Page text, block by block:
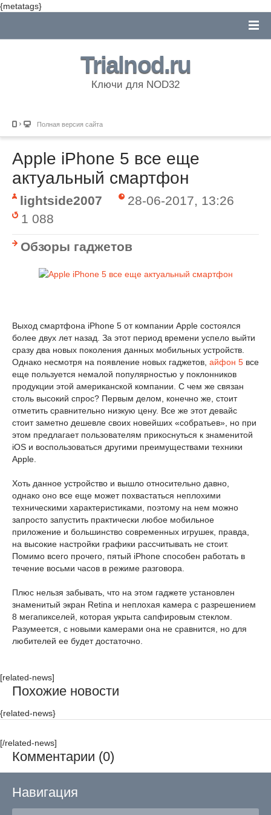
{metatags}
Trialnod.ru
Ключи для NOD32
Полная версия сайта
Apple iPhone 5 все еще
актуальный смартфон
lightside2007
28-06-2017, 13:26
1 088
Обзоры гаджетов
Выход смартфона iPhone 5 от компании Apple состоялся
более двух лет назад. За этот период времени успело выйти
сразу два новых поколения данных мобильных устройств.
Однако несмотря на появление новых гаджетов, айфон 5 все
еще пользуется немалой популярностью у поклонников
продукции этой американской компании. С чем же связан
столь высокий спрос? Первым делом, конечно же, стоит
отметить сравнительно низкую цену. Все же этот девайс
стоит заметно дешевле своих новейших «собратьев», но при
этом предлагает пользователям прикоснуться к знаменитой
iOS и воспользоваться другими преимуществами техники
Apple.
Хоть данное устройство и вышло относительно давно,
однако оно все еще может похвастаться неплохими
техническими характеристиками, поэтому на нем можно
запросто запустить практически любое мобильное
приложение и большинство современных игрушек, правда,
на высокие настройки графики рассчитывать не стоит.
Помимо всего прочего, пятый iPhone способен работать в
течение восьми часов в режиме разговора.
Плюс нельзя забывать, что на этом гаджете установлен
знаменитый экран Retina и неплохая камера с разрешением
8 мегапикселей, которая укрыта сапфировым стеклом.
Разумеется, с новыми камерами она не сравнится, но для
любителей ее будет достаточно.
[related-news]
Похожие новости
{related-news}
[/related-news]
Комментарии (0)
Навигация